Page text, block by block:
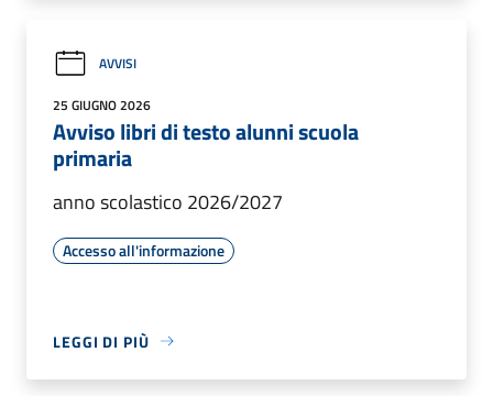
AVVISI
25 GIUGNO 2026
Avviso libri di testo alunni scuola
primaria
anno scolastico 2026/2027
Accesso all'informazione
LEGGI DI PIÙ